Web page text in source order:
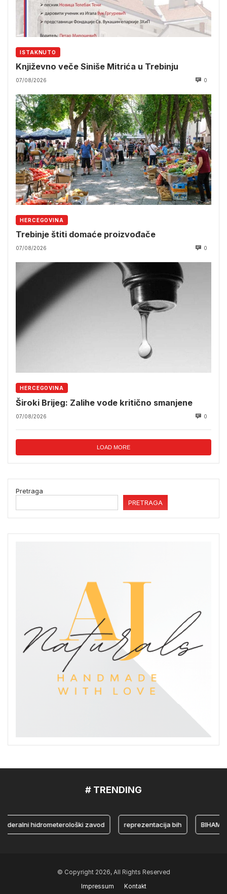
ISTAKNUTO
Književno veče Siniše Mitrića u Trebinju
07/08/2026 0
HERCEGOVINA
Trebinje štiti domaće proizvođače
07/08/2026 0
HERCEGOVINA
Široki Brijeg: Zalihe vode kritično smanjene
07/08/2026 0
LOAD MORE
Pretraga
PRETRAGA
# TRENDING
hidrometerološki zavod reprezentacija bih BIHAMK
© Copyright 2026, All Rights Reserved
Impressum
Kontakt